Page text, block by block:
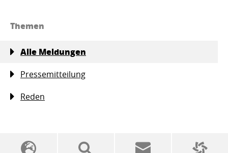
Themen
Alle Meldungen
Pressemitteilung
Reden
SSW-Politik von A bis Z